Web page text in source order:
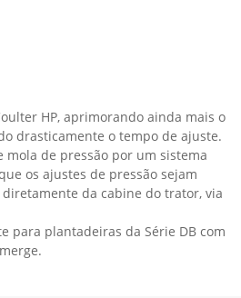
HP, aprimorando ainda mais o
drasticamente o tempo de ajuste.
mola de pressão por um sistema
os ajustes de pressão sejam
da cabine do trator, via
para plantadeiras da Série DB com